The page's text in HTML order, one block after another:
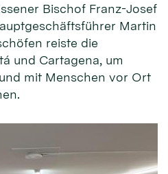
Bischof Franz-Josef
Martin
reiste die
und Cartagena, um
mit Menschen vor Ort